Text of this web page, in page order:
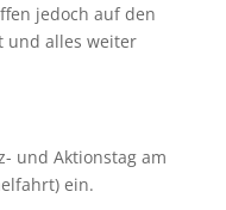
jedoch auf den
und alles weiter
und Aktionstag am
ein.